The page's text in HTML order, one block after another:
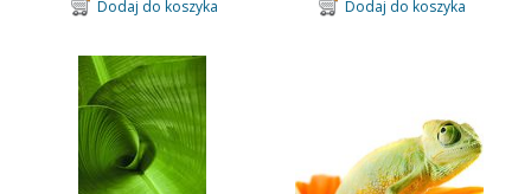
Dodaj do koszyka Dodaj do koszyka